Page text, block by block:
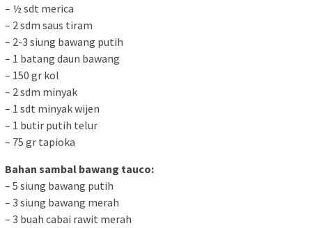
– ½ sdt merica
– 2 sdm saus tiram
– 2-3 siung bawang putih
– 1 batang daun bawang
– 150 gr kol
– 2 sdm minyak
– 1 sdt minyak wijen
– 1 butir putih telur
– 75 gr tapioka
Bahan sambal bawang tauco:
– 5 siung bawang putih
– 3 siung bawang merah
– 3 buah cabai rawit merah